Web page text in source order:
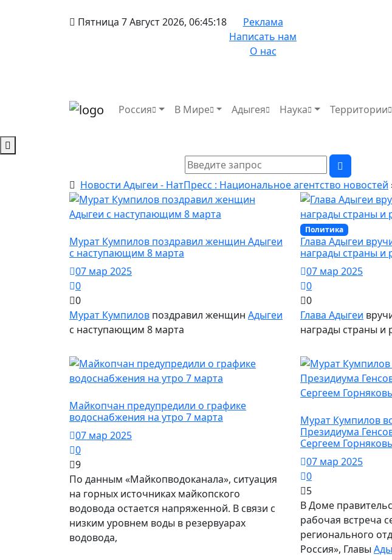
Пятница 7 Август 2026, 06:45:18
Реклама
Написать нам
О нас
Россия В Мире Адыгея Наука Территории
Новости Адыгеи - НатПресс : Национальное агентство новостей
Мурат Кумпилов поздравил женщин Адыгеи
с наступающим 8 марта
07 мар 2025
0
0
Мурат Кумпилов поздравил женщин Адыгеи
с наступающим 8 марта
Политика
Глава Адыгеи
награды страны и
07 мар 2025
0
0
Глава Адыгеи
награды страны и
Майкопчан предупредили о графике
водоснабжения на утро 7 марта
07 мар 2025
0
9
По данным «Майкопводоканала», ситуация
на горных источниках майкопского
водовода остается напряженной. В связи с
низким уровнем воды в резервуарах
водовода,
Мурат Кумпилов
Президиума
Сергеем
07 мар 2025
0
5
В Доме
рабочая встреча
регионального
Россия», Главы